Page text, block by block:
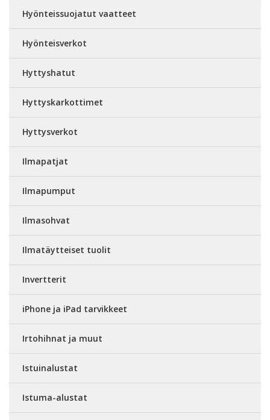
Hyönteissuojatut vaatteet
Hyönteisverkot
Hyttyshatut
Hyttyskarkottimet
Hyttysverkot
Ilmapatjat
Ilmapumput
Ilmasohvat
Ilmatäytteiset tuolit
Invertterit
iPhone ja iPad tarvikkeet
Irtohihnat ja muut
Istuinalustat
Istuma-alustat